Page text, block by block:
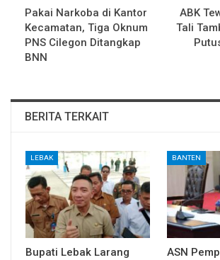
Pakai Narkoba di Kantor
Kecamatan, Tiga Oknum
PNS Cilegon Ditangkap
BNN
ABK
Tali
BERITA TERKAIT
LEBAK
Bupati Lebak Larang
BANTEN
ASN